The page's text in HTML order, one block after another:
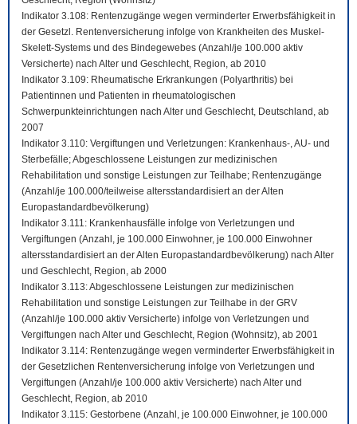
Indikator 3.108: Rentenzugänge wegen verminderter Erwerbsfähigkeit in
der Gesetzl. Rentenversicherung infolge von Krankheiten des Muskel-
Skelett-Systems und des Bindegewebes (Anzahl/je 100.000 aktiv
Versicherte) nach Alter und Geschlecht, Region, ab 2010
Indikator 3.109: Rheumatische Erkrankungen (Polyarthritis) bei
Patientinnen und Patienten in rheumatologischen
Schwerpunkteinrichtungen nach Alter und Geschlecht, Deutschland, ab
2007
Indikator 3.110: Vergiftungen und Verletzungen: Krankenhaus-, AU- und
Sterbefälle; Abgeschlossene Leistungen zur medizinischen
Rehabilitation und sonstige Leistungen zur Teilhabe; Rentenzugänge
(Anzahl/je 100.000/teilweise altersstandardisiert an der Alten
Europastandardbevölkerung)
Indikator 3.111: Krankenhausfälle infolge von Verletzungen und
Vergiftungen (Anzahl, je 100.000 Einwohner, je 100.000 Einwohner
altersstandardisiert an der Alten Europastandardbevölkerung) nach Alter
und Geschlecht, Region, ab 2000
Indikator 3.113: Abgeschlossene Leistungen zur medizinischen
Rehabilitation und sonstige Leistungen zur Teilhabe in der GRV
(Anzahl/je 100.000 aktiv Versicherte) infolge von Verletzungen und
Vergiftungen nach Alter und Geschlecht, Region (Wohnsitz), ab 2001
Indikator 3.114: Rentenzugänge wegen verminderter Erwerbsfähigkeit in
der Gesetzlichen Rentenversicherung infolge von Verletzungen und
Vergiftungen (Anzahl/je 100.000 aktiv Versicherte) nach Alter und
Geschlecht, Region, ab 2010
Indikator 3.115: Gestorbene (Anzahl, je 100.000 Einwohner, je 100.000